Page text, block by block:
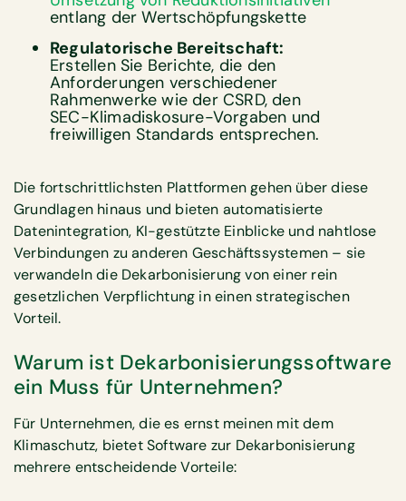
entlang der Wertschöpfungskette
Regulatorische Bereitschaft:
Erstellen Sie Berichte, die den
Anforderungen verschiedener
Rahmenwerke wie der CSRD, den
SEC-Klimadiskosure-Vorgaben und
freiwilligen Standards entsprechen.
Die fortschrittlichsten Plattformen gehen über diese
Grundlagen hinaus und bieten automatisierte
Datenintegration, KI-gestützte Einblicke und nahtlose
Verbindungen zu anderen Geschäftssystemen – sie
verwandeln die Dekarbonisierung von einer rein
gesetzlichen Verpflichtung in einen strategischen
Vorteil.
Warum ist Dekarbonisierungssoftware
ein Muss für Unternehmen?
Für Unternehmen, die es ernst meinen mit dem
Klimaschutz, bietet Software zur Dekarbonisierung
mehrere entscheidende Vorteile: